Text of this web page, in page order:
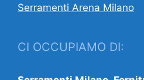
Serramenti Arena Milano
CI OCCUPIAMO DI: